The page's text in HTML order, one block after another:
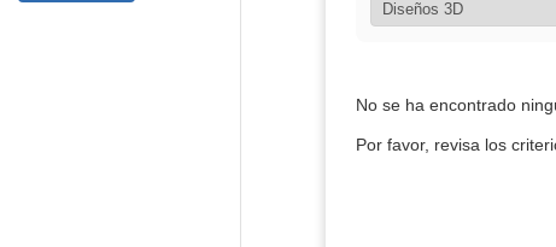
No se ha encontrado
Por favor, revisa los